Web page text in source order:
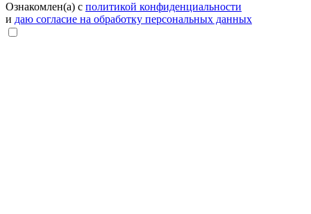
Ознакомлен(а) с политикой конфиденциальности
и даю согласие на обработку персональных данных